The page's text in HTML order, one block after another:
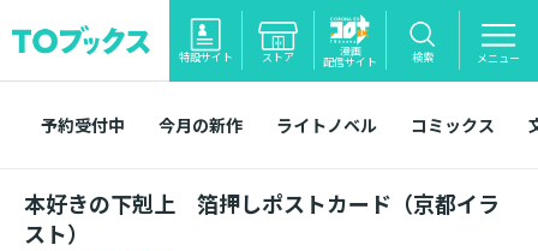
特設サイト ストア 漫画
配信サイト 検索 メニュー
予約受付中 今月の新作 ライトノベル コミックス
本好きの下剋上 箔押しポストカード（京都イラ
スト）